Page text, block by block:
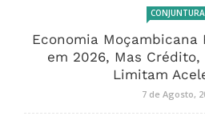
CONJUNTURA
Economia Moçambicana
em 2026, Mas Crédito,
Limitam
7 de Agosto,